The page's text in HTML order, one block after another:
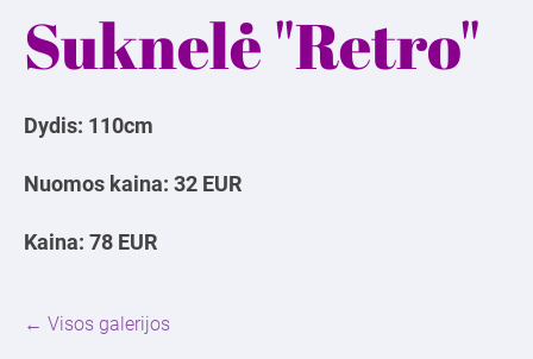
Suknelė "Retro"
Dydis: 110cm
Nuomos kaina: 32 EUR
Kaina: 78 EUR
Visos galerijos